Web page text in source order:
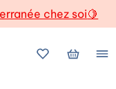
chez soi🍋
Mes favoris
Mon